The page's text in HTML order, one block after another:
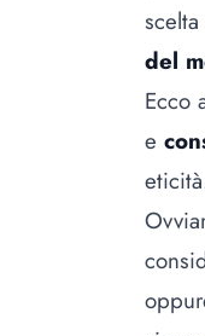
del
Ecco
e